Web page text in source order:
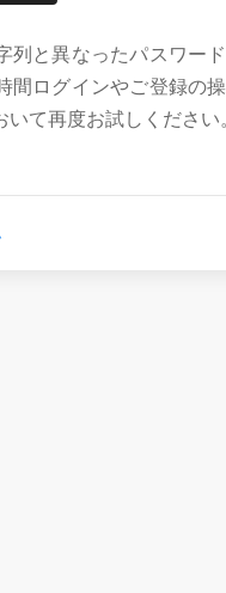
列と異なったパスワー
間ログインやご登録の
て再度お試しください